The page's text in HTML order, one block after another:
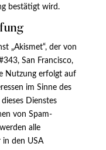
bestätigt wird.
„Akismet“, der von
San Francisco,
Nutzung erfolgt auf
im Sinne des
Dienstes
von Spam-
alle
in den USA